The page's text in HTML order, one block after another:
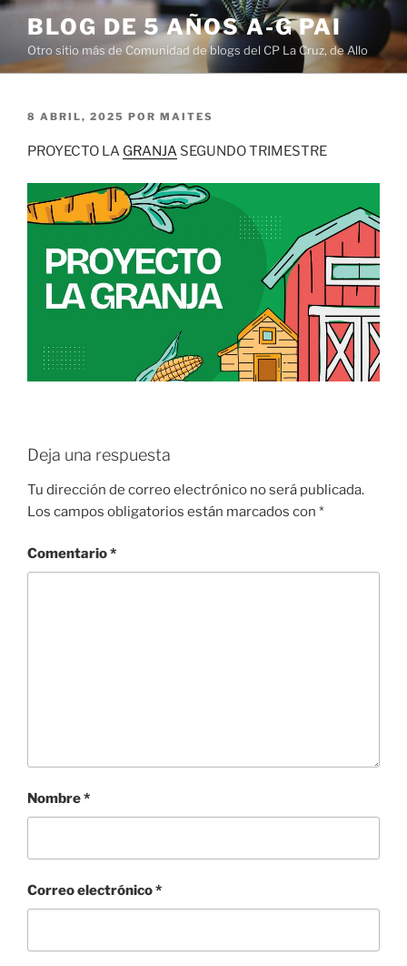
Saltar
contenido
BLOG DE 5 AÑOS A-G PAI
Otro sitio más de Comunidad de blogs del CP La Cruz, de Allo
PUBLICADO
8 ABRIL, 2025 POR MAITES
PROYECTO LA GRANJA SEGUNDO TRIMESTRE
Deja una respuesta
Tu dirección de correo electrónico no será publicada.
Los campos obligatorios están marcados con *
Comentario*
Nombre*
Correo electrónico*